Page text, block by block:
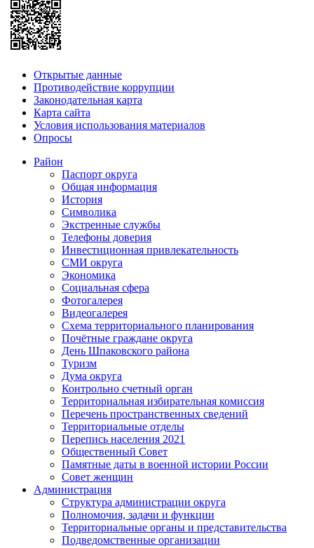
Открытые данные
Противодействие коррупции
Законодательная карта
Карта сайта
Условия использования материалов
Опросы
Район
Паспорт округа
Общая информация
История
Символика
Экстренные службы
Телефоны доверия
Инвестиционная привлекательность
СМИ округа
Экономика
Социальная сфера
Фотогалерея
Видеогалерея
Схема территориального планирования
Почётные граждане округа
День Шпаковского района
Туризм
Дума округа
Контрольно счетный орган
Территориальная избирательная комиссия
Перечень пространственных сведений
Территориальные отделы
Перепись населения 2021
Общественный Совет
Памятные даты в военной истории России
Совет женщин
Администрация
Структура администрации округа
Полномочия, задачи и функции
Территориальные органы и представительства
Подведомственные организации